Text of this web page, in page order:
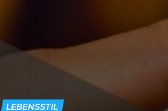
LEBENSSTIL